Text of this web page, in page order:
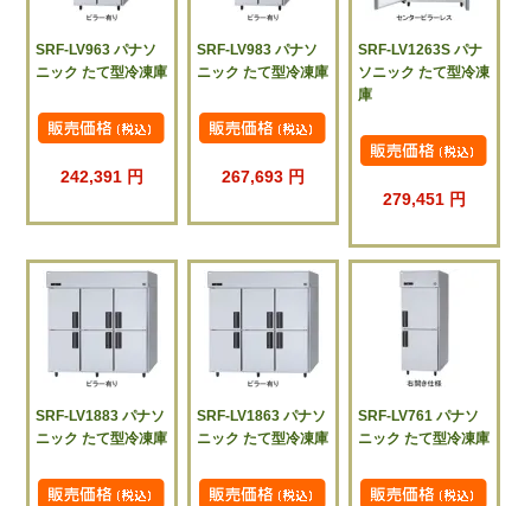
SRF-LV963 パナソ
ニック たて型冷凍庫
242,391 円
SRF-LV983 パナソ
ニック たて型冷凍庫
267,693 円
SRF-LV1263S パナ
ソニック たて型冷凍
庫
279,451 円
SRF-LV1883 パナソ
ニック たて型冷凍庫
SRF-LV1863 パナソ
ニック たて型冷凍庫
SRF-LV761 パナソ
ニック たて型冷凍庫